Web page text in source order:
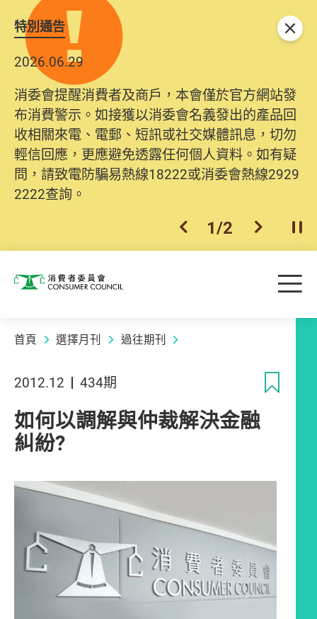
特別通告
2026.06.29
消委會提醒消費者及商戶，本會僅於官方網站發
布消費警示。如接獲以消委會名義發出的產品回
收相關來電、電郵、短訊或社交媒體訊息，切勿
輕信回應，更應避免透露任何個人資料。如有疑
問，請致電防騙易熱線18222或消委會熱線2929
2222查詢。
上一個
1/2 下一個開
關閉
消費者委員會 目
首頁 選擇月刊 過往期刊
2012.12 434期
如何以調解與仲裁解決金融
糾紛?